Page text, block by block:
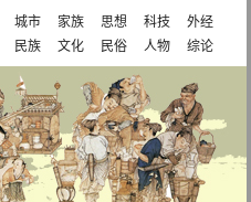
城市 家族 思想 科技
外经
民族 文化 民俗 人物 综论